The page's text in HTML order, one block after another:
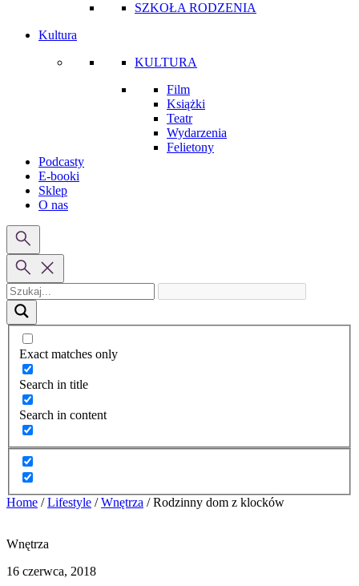
SZKOŁA RODZENIA
Kultura
KULTURA
Film
Książki
Teatr
Wydarzenia
Felietony
Podcasty
E-booki
Sklep
O nas
Exact matches only
Search in title
Search in content
Home / Lifestyle / Wnętrza / Rodzinny dom z klocków
Wnętrza
16 czerwca, 2018